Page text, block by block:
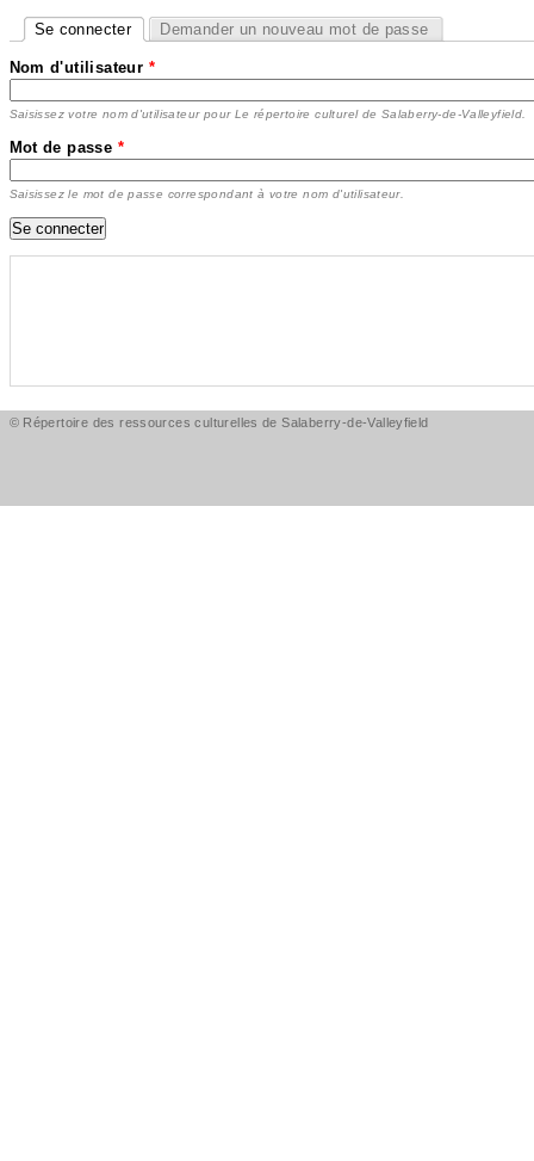
Onglets principaux
Se connecter
Demander un nouveau mot de passe
Nom d'utilisateur *
Saisissez votre nom d'utilisateur pour Le répertoire culturel de Salaberry-de-Valleyfield.
Mot de passe *
Saisissez le mot de passe correspondant à votre nom d'utilisateur.
© Répertoire des ressources culturelles de Salaberry-de-Valleyfield